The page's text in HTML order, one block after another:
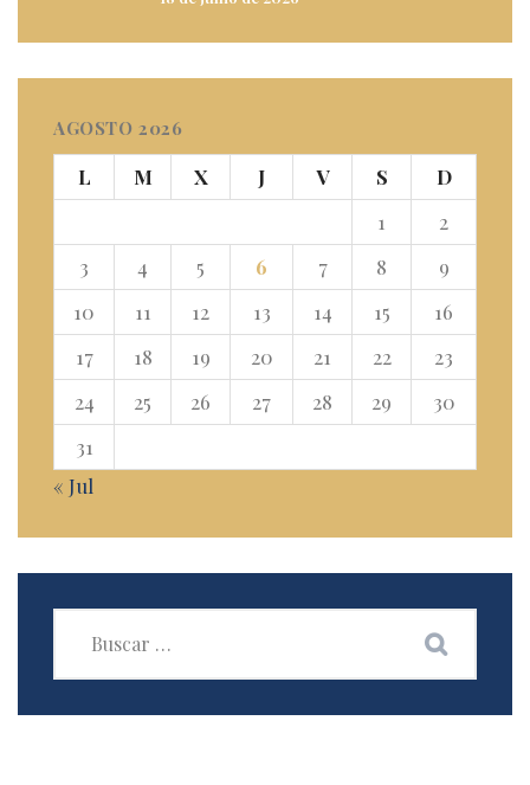
AGOSTO 2026
L M X J V S
D
1
2
3
4 5 6 7 8
9
10
11 12 13 14 15
16
17
18 19 20 21 22
23
24
25 26 27 28 29
30
31
« Jul